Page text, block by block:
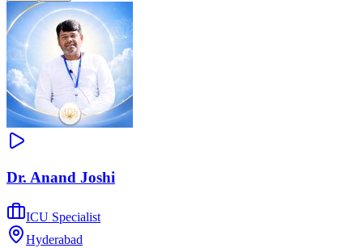
Dr. Anand Joshi
ICU Specialist
Hyderabad